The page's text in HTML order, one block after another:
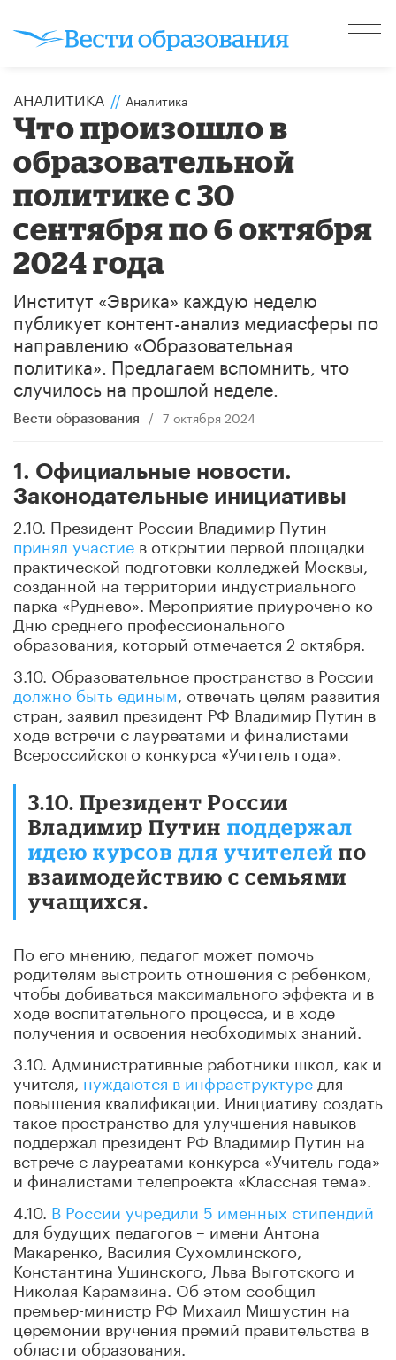
АНАЛИТИКА // Аналитика
Что произошло в
образовательной
политике с 30
сентября по 6 октября
2024 года
Институт «Эврика» каждую неделю
публикует контент-анализ медиасферы по
направлению «Образовательная
политика». Предлагаем вспомнить, что
случилось на прошлой неделе.
Вести образования / 7 октября 2024
1. Официальные новости.
Законодательные инициативы
2.10. Президент России Владимир Путин
принял участие в открытии первой площадки
практической подготовки колледжей Москвы,
созданной на территории индустриального
парка «Руднево». Мероприятие приурочено ко
Дню среднего профессионального
образования, который отмечается 2 октября.
3.10. Образовательное пространство в России
должно быть единым , отвечать целям развития
стран, заявил президент РФ Владимир Путин в
ходе встречи с лауреатами и финалистами
Всероссийского конкурса «Учитель года».
3.10. Президент России
Владимир Путин поддержал
идею курсов для учителей по
взаимодействию с семьями
учащихся.
По его мнению, педагог может помочь
родителям выстроить отношения с ребенком,
чтобы добиваться максимального эффекта и в
ходе воспитательного процесса, и в ходе
получения и освоения необходимых знаний.
3.10. Административные работники школ, как и
учителя, нуждаются в инфраструктуре для
повышения квалификации. Инициативу создать
такое пространство для улучшения навыков
поддержал президент РФ Владимир Путин на
встрече с лауреатами конкурса «Учитель года»
и финалистами телепроекта «Классная тема».
4.10. В России учредили 5 именных стипендий
для будущих педагогов – имени Антона
Макаренко, Василия Сухомлинского,
Константина Ушинского, Льва Выготского и
Николая Карамзина. Об этом сообщил
премьер-министр РФ Михаил Мишустин на
церемонии вручения премий правительства в
области образования.